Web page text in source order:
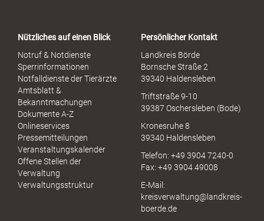
x
Nützliches auf einen Blick
Notruf & Notdienste
Sperrinformationen
Notfalldienste der Tierärzte
Amtsblatt &
Bekanntmachungen
Dokumente A-Z
Onlineservices
Pressemitteilungen
Veranstaltungskalender
Offene Stellen der
Verwaltung
Verwaltungsstruktur
Persönlicher Kontakt
Landkreis Börde
Bornsche Straße 2
39340 Haldensleben
Triftstraße 9-10
39387 Oschersleben (Bode)
Kronesruhe 8
39340 Haldensleben
Telefon: +49 3904 7240-0
Fax: +49 3904 49008
E-Mail:
kreisverwaltung@landkreis-
boerde.de